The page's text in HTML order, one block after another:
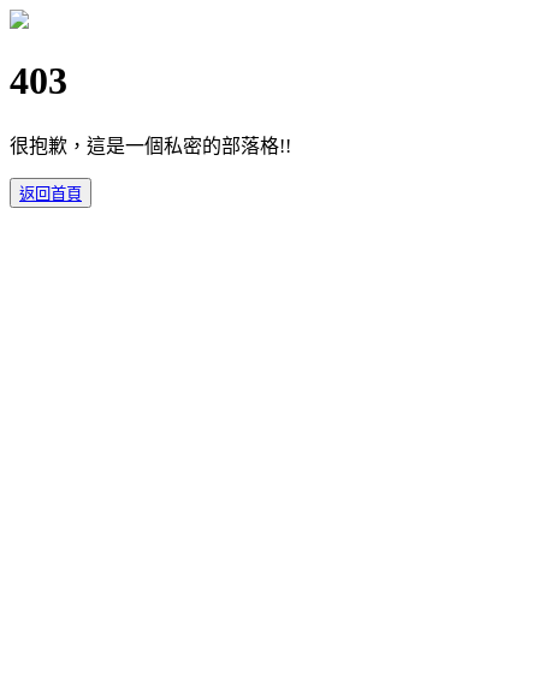
403
很抱歉，這是一個私密的部落格!!
返回首頁